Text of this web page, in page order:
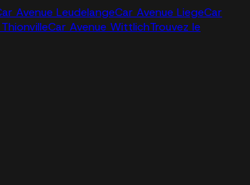
Avenue LeudelangeCar Avenue LiegeCar
Car Avenue WittlichTrouvez le